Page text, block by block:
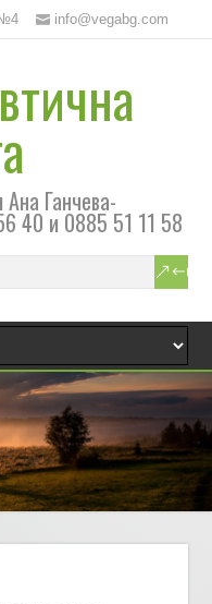
info@vegabg.com
Ганчева-
40 и 0885 51 11 58